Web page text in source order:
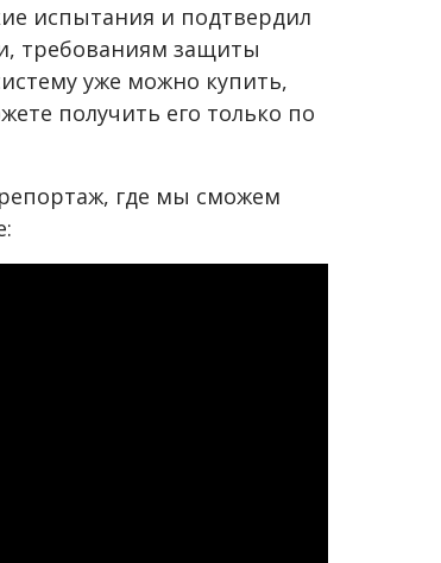
испытания и подтвердил
требованиям защиты
уже можно купить,
получить его только по
где мы сможем